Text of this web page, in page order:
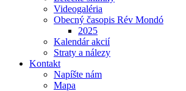
Videogaléria
Obecný časopis Rév Mondó
2025
Kalendár akcií
Straty a nálezy
Kontakt
Napíšte nám
Mapa